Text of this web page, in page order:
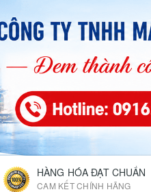
HÀNG HÓA ĐẠT CHUẨN
CAM KẾT CHÍNH HÃNG